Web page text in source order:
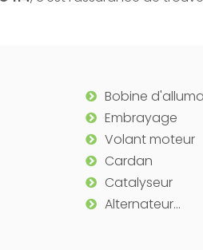
Bobine
Embrayage
Volant moteur
Cardan
Catalyseur
Alternateur...